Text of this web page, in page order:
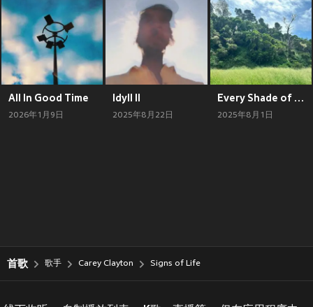
All In Good Time
2026年1月9日
Idyll II
2025年8月22日
Every Shade of Green
2025年8月1日
首歌 歌手 Carey Clayton Signs of Life